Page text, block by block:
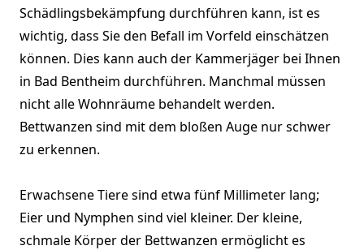
Schädlingsbekämpfung durchführen kann, ist es
wichtig, dass Sie den Befall im Vorfeld einschätzen
können. Dies kann auch der Kammerjäger bei Ihnen
in Bad Bentheim durchführen. Manchmal müssen
nicht alle Wohnräume behandelt werden.
Bettwanzen sind mit dem bloßen Auge nur schwer
zu erkennen.
Erwachsene Tiere sind etwa fünf Millimeter lang;
Eier und Nymphen sind viel kleiner. Der kleine,
schmale Körper der Bettwanzen ermöglicht es